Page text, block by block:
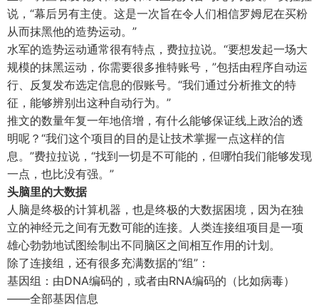
说，“幕后另有主使。这是一次旨在令人们相信罗姆尼在买粉
从而抹黑他的造势运动。”
水军的造势运动通常很有特点，费拉拉说。“要想发起一场大
规模的抹黑运动，你需要很多推特账号，”包括由程序自动运
行、反复发布选定信息的假账号。“我们通过分析推文的特
征，能够辨别出这种自动行为。”
推文的数量年复一年地倍增，有什么能够保证线上政治的透
明呢？“我们这个项目的目的是让技术掌握一点这样的信
息。”费拉拉说，“找到一切是不可能的，但哪怕我们能够发现
一点，也比没有强。”
头脑里的大数据
人脑是终极的计算机器，也是终极的大数据困境，因为在独
立的神经元之间有无数可能的连接。人类连接组项目是一项
雄心勃勃地试图绘制出不同脑区之间相互作用的计划。
除了连接组，还有很多充满数据的“组”：
基因组：由DNA编码的，或者由RNA编码的（比如病毒）
——全部基因信息